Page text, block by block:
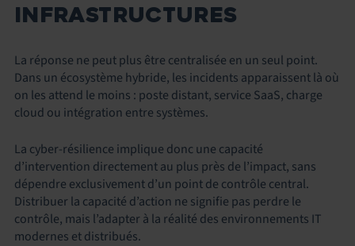
INFRASTRUCTURES
La réponse ne peut plus être centralisée en un seul point.
Dans un écosystème hybride, les incidents apparaissent là où
on les attend le moins : poste distant, service SaaS, charge
cloud ou intégration entre systèmes.
La cyber-résilience implique donc une capacité
d’intervention directement au plus près de l’impact, sans
dépendre exclusivement d’un point de contrôle central.
Distribuer la capacité d’action ne signifie pas perdre le
contrôle, mais l’adapter à la réalité des environnements IT
modernes et distribués.